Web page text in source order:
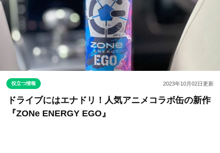
役立つ情報 2023年10月02日更新
ドライブにはエナドリ！人気アニメコラボ缶の新作
『ZONe ENERGY EGO』